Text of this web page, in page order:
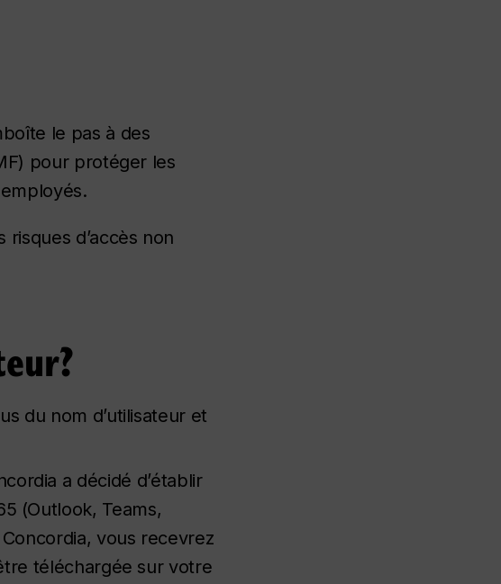
le pas à des
pour protéger les
d’accès non
du nom d’utilisateur et
a décidé d’établir
(Outlook, Teams,
vous recevrez
téléchargée sur votre